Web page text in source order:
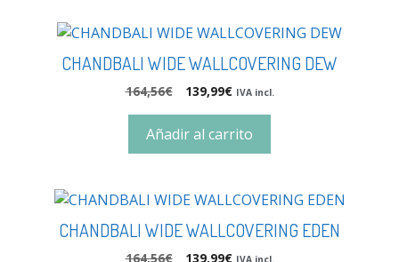
CHANDBALI WIDE WALLCOVERING DEW
164,56€ 139,99€ IVA incl.
Añadir al carrito
CHANDBALI WIDE WALLCOVERING EDEN
164,56€ 139,99€ IVA incl.